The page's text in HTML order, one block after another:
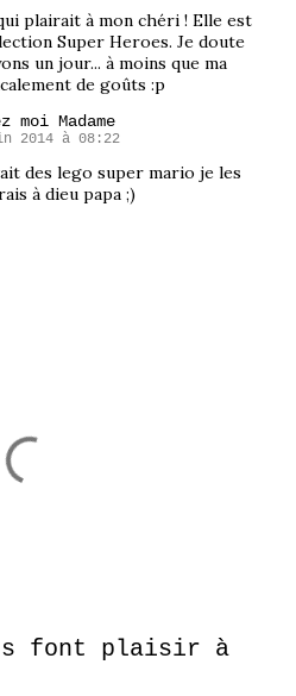
plairait à mon chéri ! Elle est
Super Heroes. Je doute
un jour... à moins que ma
de goûts :p
moi Madame
2014 à 08:22
des lego super mario je les
à dieu papa ;)
font plaisir à